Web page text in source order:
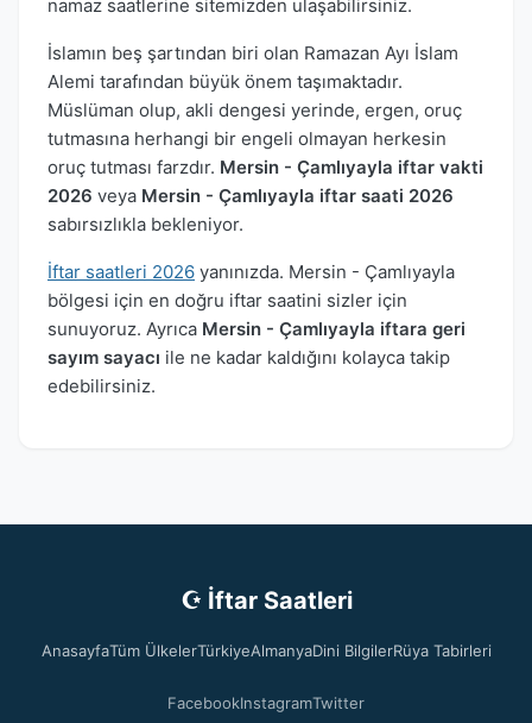
namaz saatlerine sitemizden ulaşabilirsiniz.
İslamın beş şartından biri olan Ramazan Ayı İslam
Alemi tarafından büyük önem taşımaktadır.
Müslüman olup, akli dengesi yerinde, ergen, oruç
tutmasına herhangi bir engeli olmayan herkesin
oruç tutması farzdır. Mersin - Çamlıyayla iftar vakti
2026 veya Mersin - Çamlıyayla iftar saati 2026
sabırsızlıkla bekleniyor.
İftar saatleri 2026 yanınızda. Mersin - Çamlıyayla
bölgesi için en doğru iftar saatini sizler için
sunuyoruz. Ayrıca Mersin - Çamlıyayla iftara geri
sayım sayacı ile ne kadar kaldığını kolayca takip
edebilirsiniz.
☪ İftar Saatleri
AnasayfaTüm ÜlkelerTürkiyeAlmanyaDini BilgilerRüya Tabirleri
FacebookInstagramTwitter